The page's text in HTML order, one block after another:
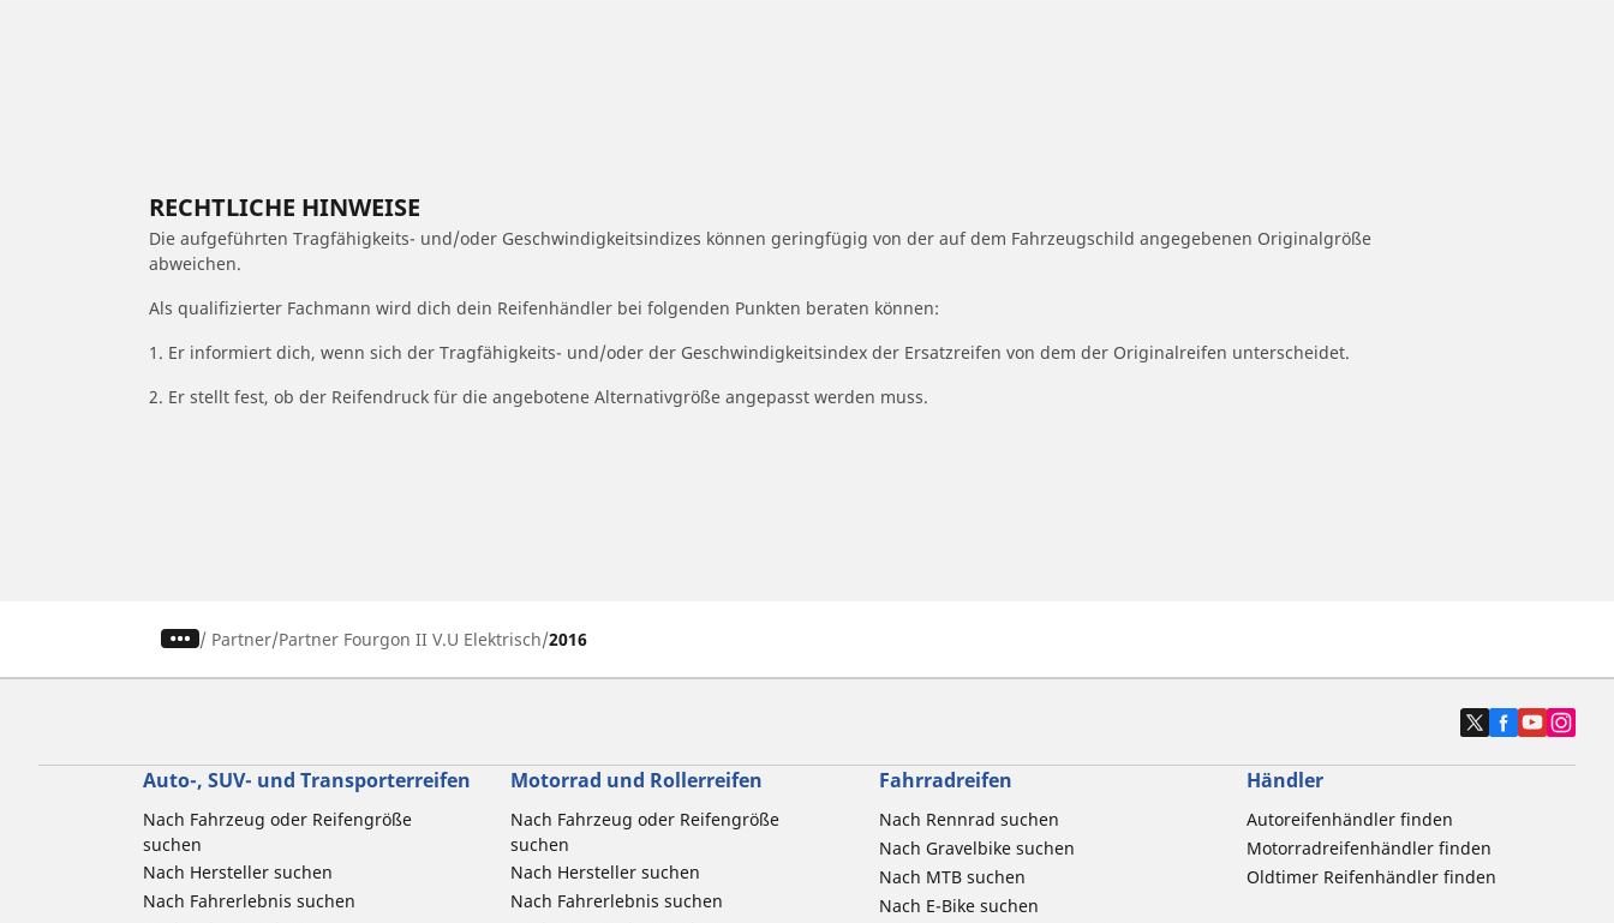
RECHTLICHE HINWEISE
Die aufgeführten Tragfähigkeits- und/oder Geschwindigkeitsindizes können geringfügig von der auf dem Fahrzeugschild angegebenen Originalgröße
abweichen.
Als qualifizierter Fachmann wird dich dein Reifenhändler bei folgenden Punkten beraten können:
1. Er informiert dich, wenn sich der Tragfähigkeits- und/oder der Geschwindigkeitsindex der Ersatzreifen von dem der Originalreifen unterscheidet.
2. Er stellt fest, ob der Reifendruck für die angebotene Alternativgröße angepasst werden muss.
/ Partner Partner Fourgon II V.U Elektrisch 2016
Auto-, SUV- und Transporterreifen
Nach Fahrzeug oder Reifengröße
suchen
Nach Hersteller suchen
Nach Fahrerlebnis suchen
Motorrad und Rollerreifen
Nach Fahrzeug oder Reifengröße
suchen
Nach Hersteller suchen
Nach Fahrerlebnis suchen
Fahrradreifen
Nach Rennrad suchen
Nach Gravelbike suchen
Nach MTB suchen
Nach E-Bike suchen
Händler
Autoreifenhändler finden
Motorradreifenhändler finden
Oldtimer Reifenhändler finden